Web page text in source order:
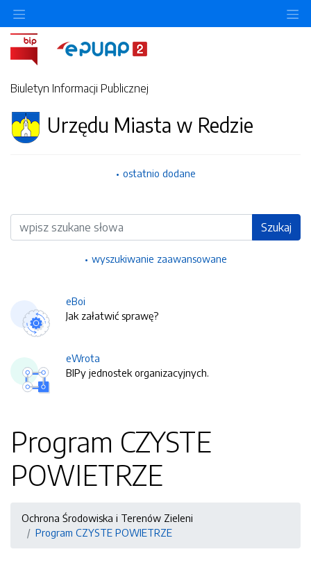
Biuletyn Informacji Publicznej
Urzędu Miasta w Redzie
ostatnio dodane
Wyszukiwarka Szukaj
wyszukiwanie zaawansowane
eBoi
Jak załatwić sprawę?
eWrota
BIPy jednostek organizacyjnych.
Program CZYSTE
POWIETRZE
Ochrona Środowiska i Terenów Zieleni
Program CZYSTE POWIETRZE